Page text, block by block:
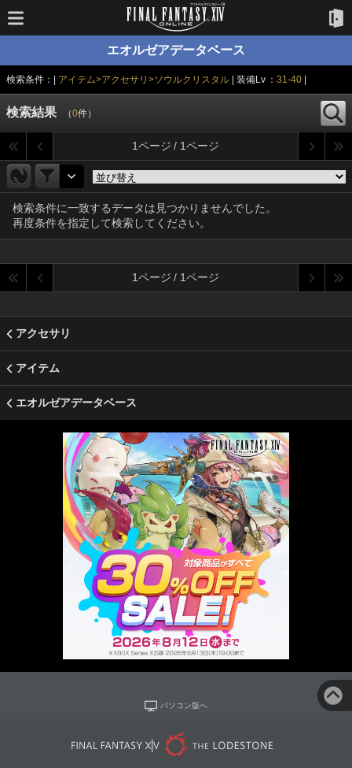
エオルゼアデータベース
検索条件：| アイテム>アクセサリ>ソウルクリスタル | 装備Lv ：31-40
検索結果 （0件）
1ページ / 1ページ
検索条件に一致するデータは見つかりませんでした。
再度条件を指定して検索してください。
1ページ / 1ページ
アクセサリ
アイテム
エオルゼアデータベース
パソコン版へ